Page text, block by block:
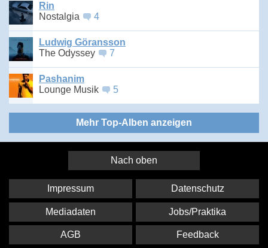
Rin
Nostalgia
4
Ludwig Göransson
The Odyssey
7
Pashanim
Lounge Musik
5
Mehr Top-Alben anzeigen
Nach oben
Impressum Datenschutz
Mediadaten Jobs/Praktika
AGB Feedback